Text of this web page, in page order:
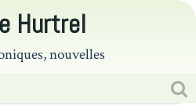
Hurtrel
nouvelles